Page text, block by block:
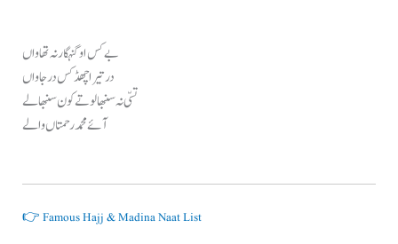
بے کس او گنہگار نہ تھاواں
در تیرا چھڈ کس در جاواں
تسّی نہ سنبھالو تے کون سنبھالے
آئے محمد رحمتاں والے
👉 Famous Hajj & Madina Naat List